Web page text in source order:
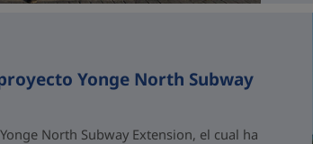
Yonge North Subway
North Subway Extension, el cual ha